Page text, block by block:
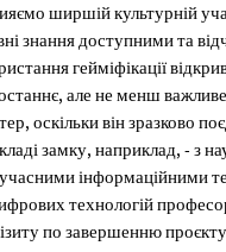
ширшій культурній
знання доступними та
гейміфікації
але не менш
оскільки він зразково
замку, наприклад, - з
інформаційними
технологій
по завершенню